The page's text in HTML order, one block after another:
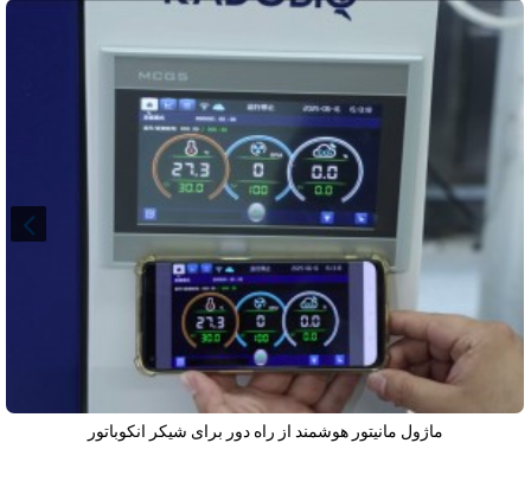
ماژول مانیتور هوشمند از راه دور برای شیکر انکوباتور